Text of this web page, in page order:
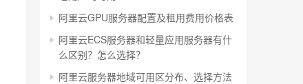
阿里云GPU服务器配置及租用费用价格表
阿里云ECS服务器和轻量应用服务器有什
么区别？怎么选择？
阿里云服务器地域可用区分布、选择方法